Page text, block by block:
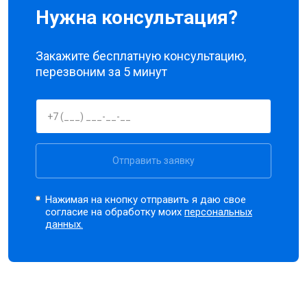
Нужна консультация?
Закажите бесплатную консультацию,
перезвоним за 5 минут
Отправить заявку
Нажимая на кнопку отправить я даю свое
согласие на обработку моихперсональных
данных.